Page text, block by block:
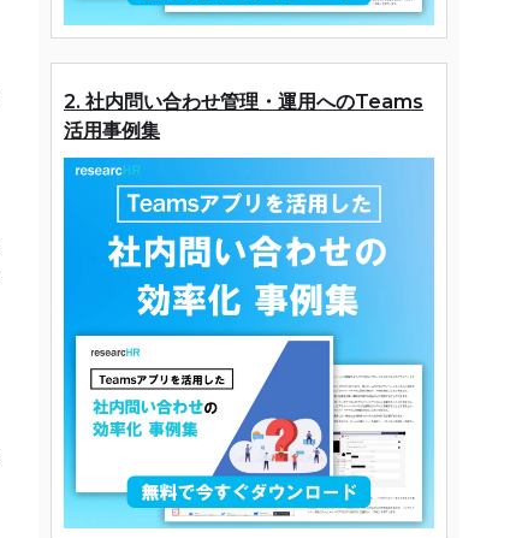
2. 社内問い合わせ管理・運用へのTeams
活用事例集